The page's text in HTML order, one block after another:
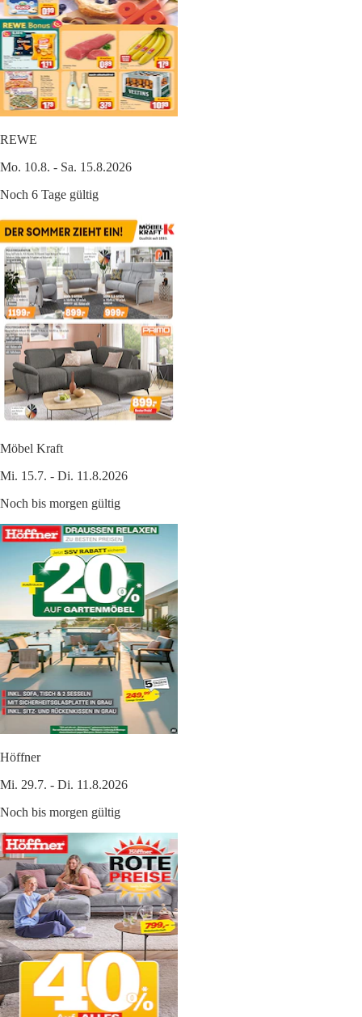
REWE
Mo. 10.8. - Sa. 15.8.2026
Noch 6 Tage gültig
Möbel Kraft
Mi. 15.7. - Di. 11.8.2026
Noch bis morgen gültig
Höffner
Mi. 29.7. - Di. 11.8.2026
Noch bis morgen gültig